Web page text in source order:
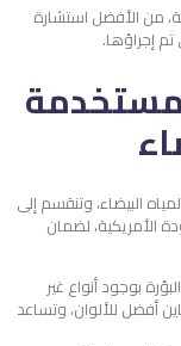
من الأفضل استشارة
تم إجراؤها.
البيضاء، وتنقسم إلى
الأمريكية، لضمان
بوجود أنواع غير
أفضل للألوان، وتساعد